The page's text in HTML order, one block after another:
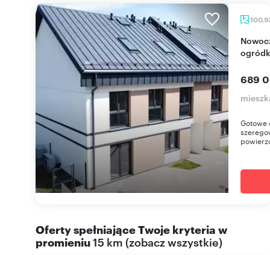
Nowoczesne bezczynszowe mieszkanie z
689
Gotowe
Oferty spełniające Twoje kryteria w
promieniu15 km (zobacz wszystkie)